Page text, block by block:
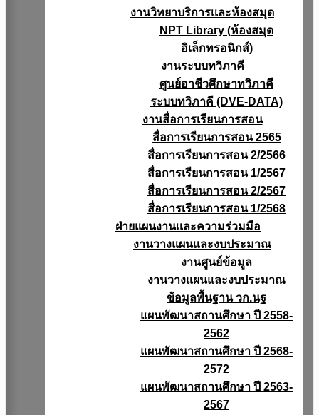
งานวิทยาบริการเเละห้องสมุด
NPT Library (ห้องสมุด
อิเล็กทรอนิกส์)
งานระบบทวิภาคี
ศูนย์อาชีวศึกษาทวิภาคี
ระบบทวิภาคี (DVE-DATA)
งานสื่อการเรียนการสอน
สื่อการเรียนการสอน 2565
สื่อการเรียนการสอน 2/2566
สื่อการเรียนการสอน 1/2567
สื่อการเรียนการสอน 2/2567
สื่อการเรียนการสอน 1/2568
ฝ่ายแผนงานเเละความร่วมมือ
งานวางแผนเเละงบประมาณ
งานศูนย์ข้อมูล
งานวางแผนและงบประมาณ
ข้อมูลพื้นฐาน วก.นฐ
แผนพัฒนาสถานศึกษา ปี 2558-
2562
แผนพัฒนาสถานศึกษา ปี 2568-
2572
แผนพัฒนาสถานศึกษา ปี 2563-
2567